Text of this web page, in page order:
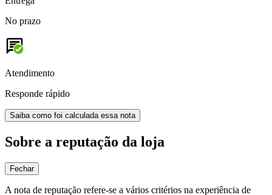
No prazo
Atendimento
Responde rápido
Saiba como foi calculada essa nota
Sobre a reputação da loja
Fechar
A nota de reputação refere-se a vários critérios na experiência de